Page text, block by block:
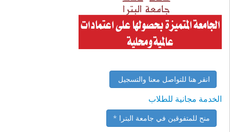
انقر هنا للتواصل معنا والتسجيل
الخدمة مجانية للطلاب
منح للمتفوقين في جامعة البترا *